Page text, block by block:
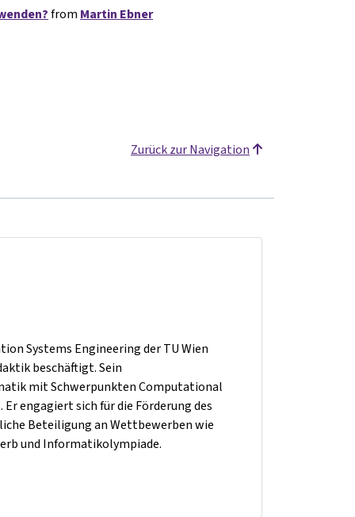
from Martin Ebner
Zurück zur Navigation
Systems Engineering der TU Wien
beschäftigt. Sein
mit Schwerpunkten Computational
engagiert sich für die Förderung des
Beteiligung an Wettbewerben wie
und Informatikolympiade.